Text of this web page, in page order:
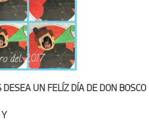
UN FELÍZ DÍA DE DON BOSCO
Y